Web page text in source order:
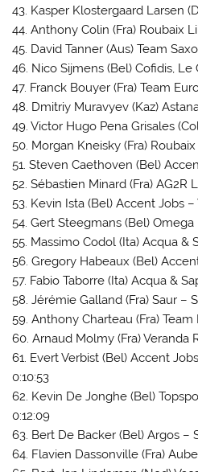
43. Kasper Klostergaard Larsen
44. Anthony Colin (Fra) Roubaix
45. David Tanner (Aus) Team
46. Nico Sijmens (Bel) Cofidis, Le
47. Franck Bouyer (Fra) Team
48. Dmitriy Muravyev (Kaz)
49. Victor Hugo Pena Grisales
50. Morgan Kneisky (Fra)
51. Steven Caethoven (Bel)
52. Sébastien Minard (Fra) AG2R
53. Kevin Ista (Bel) Accent Jobs –
54. Gert Steegmans (Bel)
55. Massimo Codol (Ita) Acqua &
56. Gregory Habeaux (Bel)
57. Fabio Taborre (Ita) Acqua &
58. Jérémie Galland (Fra) Saur –
59. Anthony Charteau (Fra) Team
60. Arnaud Molmy (Fra) Veranda
61. Evert Verbist (Bel) Accent
0:10:53
62. Kevin De Jonghe (Bel)
0:12:09
63. Bert De Backer (Bel) Argos –
64. Flavien Dassonville (Fra)